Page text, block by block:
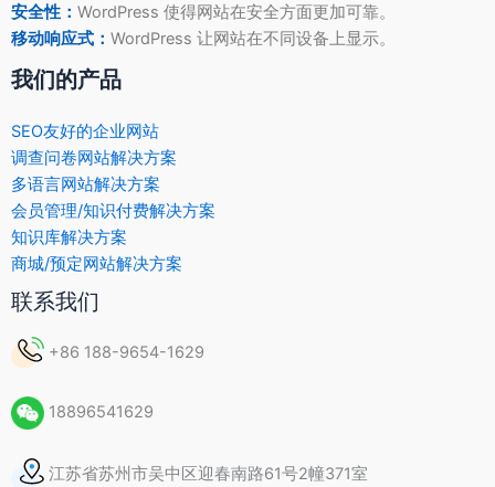
安全性： WordPress 使得网站在安全方面更加可靠。
移动响应式： WordPress 让网站在不同设备上显示。
我们的产品
SEO友好的企业网站
调查问卷网站解决方案
多语言网站解决方案
会员管理/知识付费解决方案
知识库解决方案
商城/预定网站解决方案
联系我们
+86 188-9654-1629
18896541629
江苏省苏州市吴中区迎春南路61号2幢371室